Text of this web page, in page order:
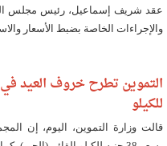
عقد شريف إسماعيل، رئيس مجلس
والإجراءات الخاصة بضبط الأسعار
للكيلو
قالت وزارة التموين، اليوم، إن